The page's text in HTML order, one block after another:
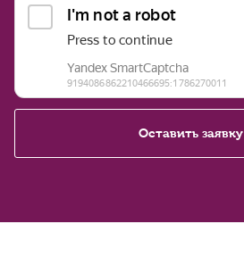
Оставить заявку